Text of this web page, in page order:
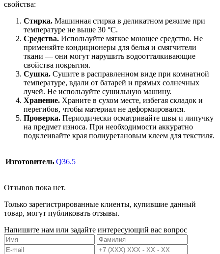
свойства:
Стирка. Машинная стирка в деликатном режиме при
температуре не выше 30 °C.
Средства. Используйте мягкое моющее средство. Не
применяйте кондиционеры для белья и смягчители
ткани — они могут нарушить водоотталкивающие
свойства покрытия.
Сушка. Сушите в расправленном виде при комнатной
температуре, вдали от батарей и прямых солнечных
лучей. Не используйте сушильную машину.
Хранение. Храните в сухом месте, избегая складок и
перегибов, чтобы материал не деформировался.
Проверка. Периодически осматривайте швы и липучку
на предмет износа. При необходимости аккуратно
подклеивайте края полиуретановым клеем для текстиля.
Изготовитель Q36.5
Отзывов пока нет.
Только зарегистрированные клиенты, купившие данный
товар, могут публиковать отзывы.
Напишите нам или задайте интересующий вас вопрос